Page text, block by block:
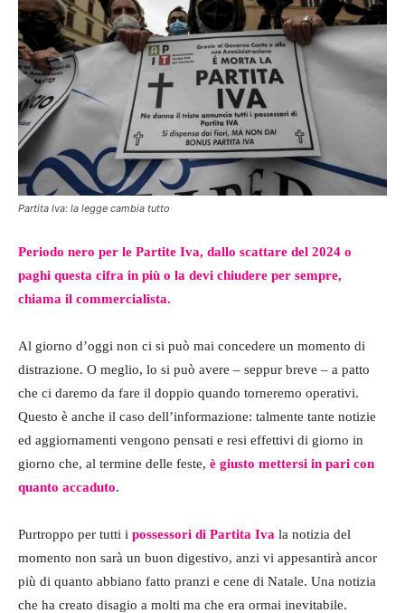
Partita Iva: la legge cambia tutto
Periodo nero per le Partite Iva, dallo scattare del 2024 o
paghi questa cifra in più o la devi chiudere per sempre,
chiama il commercialista.
Al giorno d’oggi non ci si può mai concedere un momento di
distrazione. O meglio, lo si può avere – seppur breve – a patto
che ci daremo da fare il doppio quando torneremo operativi.
Questo è anche il caso dell’informazione: talmente tante notizie
ed aggiornamenti vengono pensati e resi effettivi di giorno in
giorno che, al termine delle feste, è giusto mettersi in pari con
quanto accaduto.
Purtroppo per tutti i possessori di Partita Iva la notizia del
momento non sarà un buon digestivo, anzi vi appesantirà ancor
più di quanto abbiano fatto pranzi e cene di Natale. Una notizia
che ha creato disagio a molti ma che era ormai inevitabile.